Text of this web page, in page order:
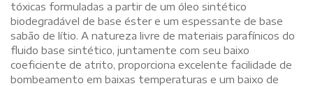
tóxicas formuladas a partir de um óleo sintético
biodegradável de base éster e um espessante de base
sabão de lítio. A natureza livre de materiais parafínicos do
fluido base sintético, juntamente com seu baixo
coeficiente de atrito, proporciona excelente facilidade de
bombeamento em baixas temperaturas e um baixo de